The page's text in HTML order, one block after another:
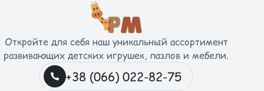
Откройте для себя наш уникальный ассортимент
развивающих детских игрушек, пазлов и мебели.
+38 (066) 022-82-75